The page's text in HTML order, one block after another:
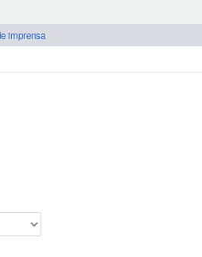
imprensa